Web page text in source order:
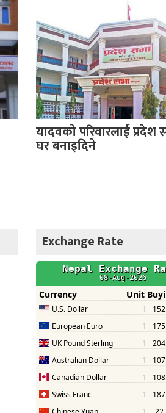
यादवको परिवारलाई प्रदेश
घर बनाइदिने
Exchange Rate